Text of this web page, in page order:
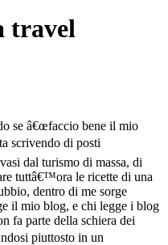
travel
se â€œfaccio bene il mio
scrivendo di posti
dal turismo di massa, di
tuttâ€™ora le ricette di una
dentro di me sorge
il mio blog, e chi legge i blog
fa parte della schiera dei
piuttosto in un